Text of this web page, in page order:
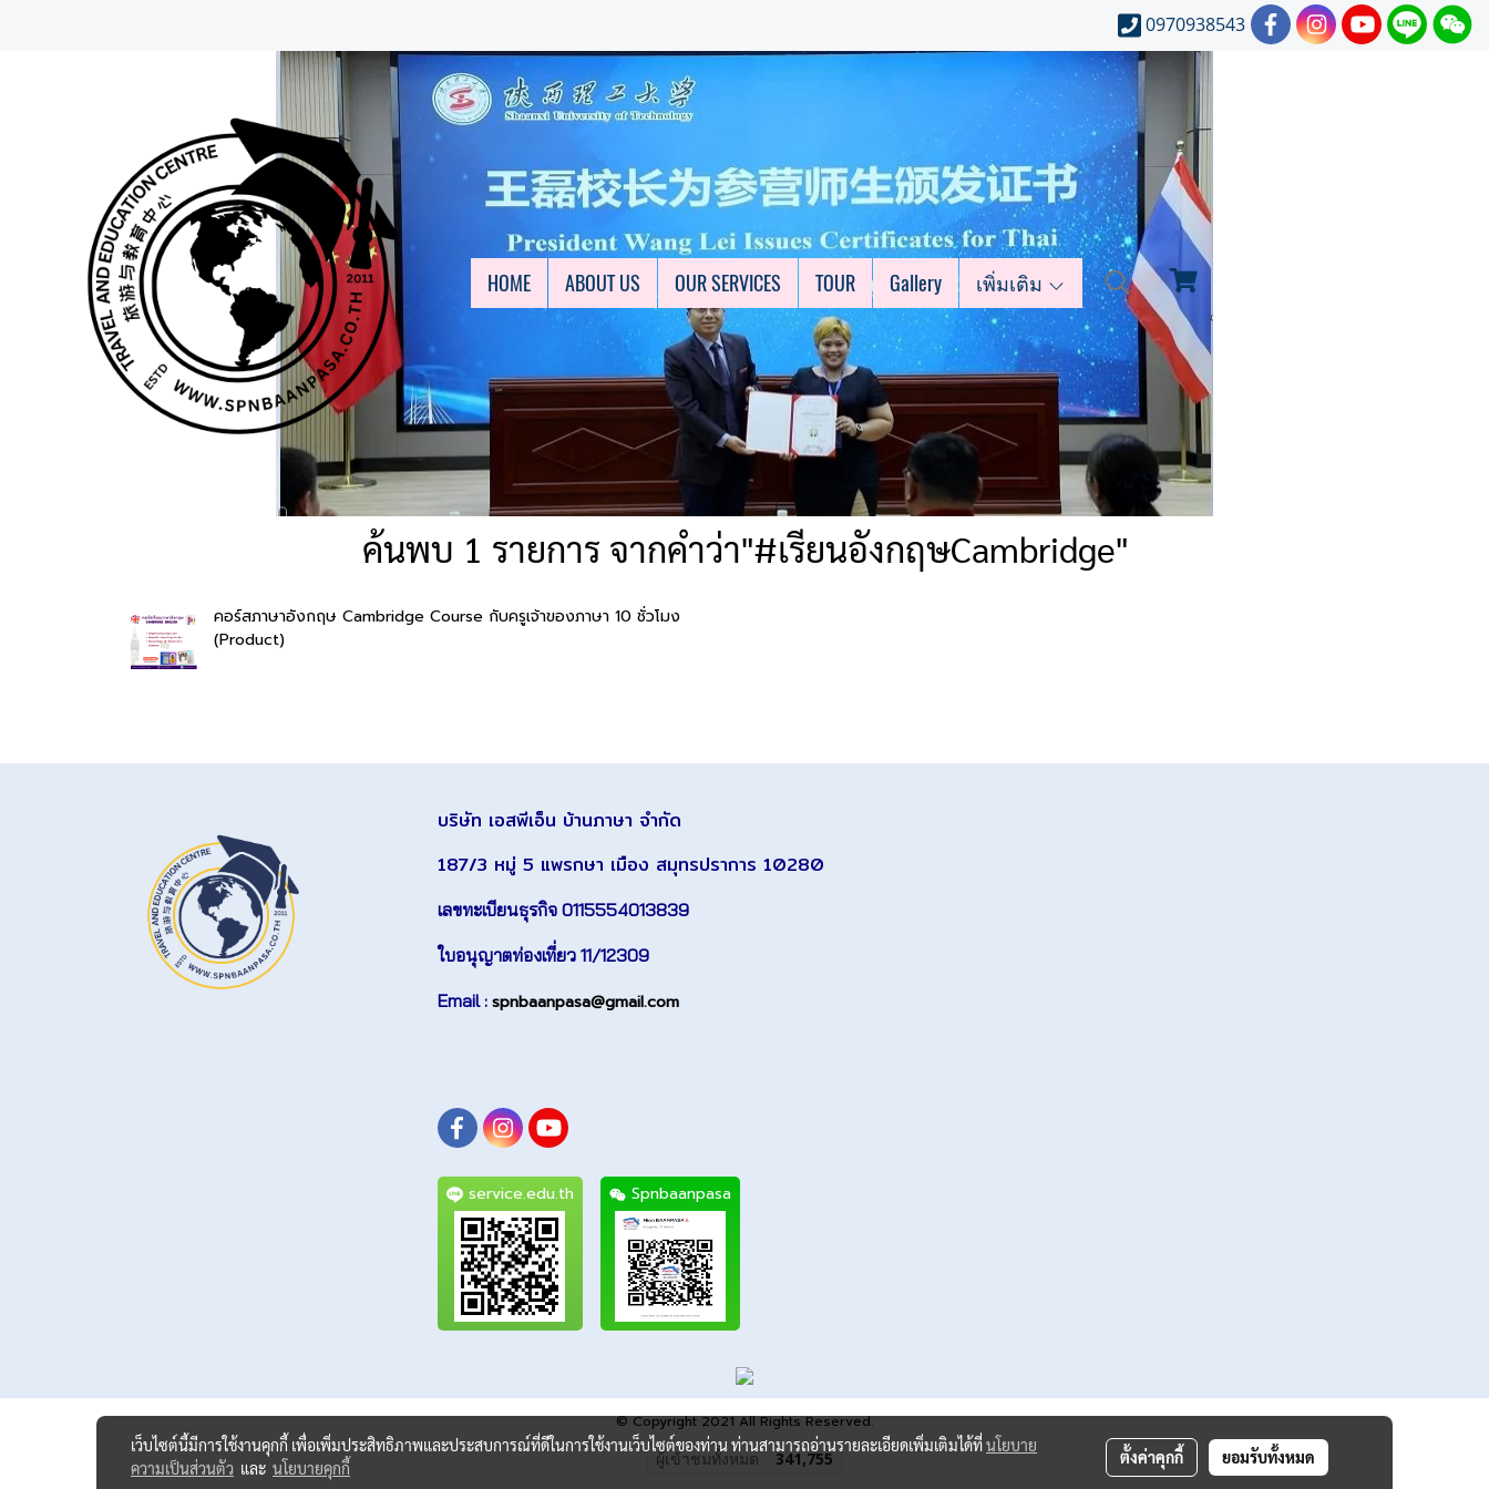
0970938543
HOME ABOUT US OUR SERVICES TOUR Gallery เพิ่มเติม
ค้นพบ 1 รายการ จากคำว่า"#เรียนอังกฤษCambridge"
คอร์สภาษาอังกฤษ Cambridge Course กับครูเจ้าของภาษา 10 ชั่วโมง
(Product)
บริษัท เอสพีเอ็น บ้านภาษา จำกัด
187/3 หมู่ 5 แพรกษา เมือง สมุทรปราการ 10280
เลขทะเบียนธุรกิจ 0115554013839
ใบอนุญาตท่องเที่ยว 11/12309
Email : spnbaanpasa@gmail.com
service.edu.th Spnbaanpasa
© Copyright 2021 All Rights Reserved.
ผู้เข้าชมทั้งหมด 341,755
เว็บไซต์นี้มีการใช้งานคุกกี้ เพื่อเพิ่มประสิทธิภาพและประสบการณ์ที่ดีในการใช้งานเว็บไซต์ของท่าน ท่านสามารถอ่านรายละเอียดเพิ่มเติมได้ที่นโยบาย
ความเป็นส่วนตัว และ นโยบายคุกกี้
ตั้งค่าคุกกี้ ยอมรับทั้งหมด